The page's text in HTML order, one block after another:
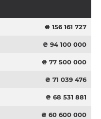
₴ 156 161 727
₴ 94 100 000
₴ 77 500 000
₴ 71 039 476
₴ 68 531 881
₴ 60 600 000